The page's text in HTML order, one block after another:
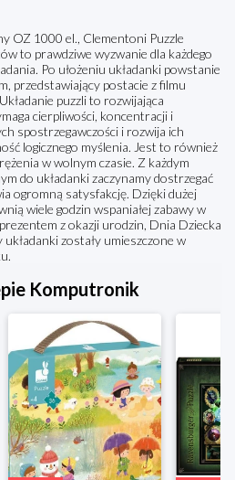
OZ 1000 el., Clementoni Puzzle
to prawdziwe wyzwanie dla każdego
Po ułożeniu układanki powstanie
przedstawiający postacie z filmu
puzzli to rozwijająca
cierpliwości, koncentracji i
spostrzegawczości i rozwija ich
logicznego myślenia. Jest to również
w wolnym czasie. Z każdym
do układanki zaczynamy dostrzegać
ogromną satysfakcję. Dzięki dużej
wiele godzin wspaniałej zabawy w
z okazji urodzin, Dnia Dziecka
zostały umieszczone w
Komputronik